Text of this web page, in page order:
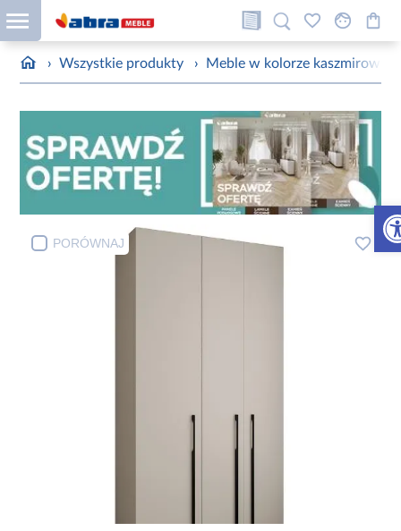
› Wszystkie produkty › Meble w kolorze kaszmirowym
PORÓWNAJ